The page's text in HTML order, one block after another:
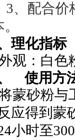
3、配合价
理化指标
观：白色
使用方
蒙砂粉与
应得到蒙
小时至300